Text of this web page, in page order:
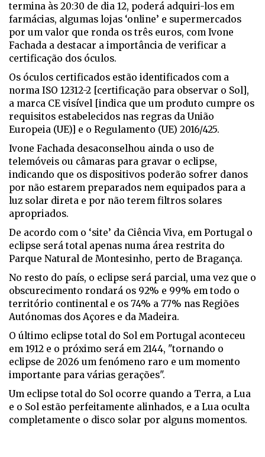
termina às 20:30 de dia 12, poderá adquiri-los em
farmácias, algumas lojas ‘online’ e supermercados
por um valor que ronda os três euros, com Ivone
Fachada a destacar a importância de verificar a
certificação dos óculos.
Os óculos certificados estão identificados com a
norma ISO 12312-2 [certificação para observar o Sol],
a marca CE visível [indica que um produto cumpre os
requisitos estabelecidos nas regras da União
Europeia (UE)] e o Regulamento (UE) 2016/425.
Ivone Fachada desaconselhou ainda o uso de
telemóveis ou câmaras para gravar o eclipse,
indicando que os dispositivos poderão sofrer danos
por não estarem preparados nem equipados para a
luz solar direta e por não terem filtros solares
apropriados.
De acordo com o ‘site’ da Ciência Viva, em Portugal o
eclipse será total apenas numa área restrita do
Parque Natural de Montesinho, perto de Bragança.
No resto do país, o eclipse será parcial, uma vez que o
obscurecimento rondará os 92% e 99% em todo o
território continental e os 74% a 77% nas Regiões
Autónomas dos Açores e da Madeira.
O último eclipse total do Sol em Portugal aconteceu
em 1912 e o próximo será em 2144, "tornando o
eclipse de 2026 um fenómeno raro e um momento
importante para várias gerações".
Um eclipse total do Sol ocorre quando a Terra, a Lua
e o Sol estão perfeitamente alinhados, e a Lua oculta
completamente o disco solar por alguns momentos.